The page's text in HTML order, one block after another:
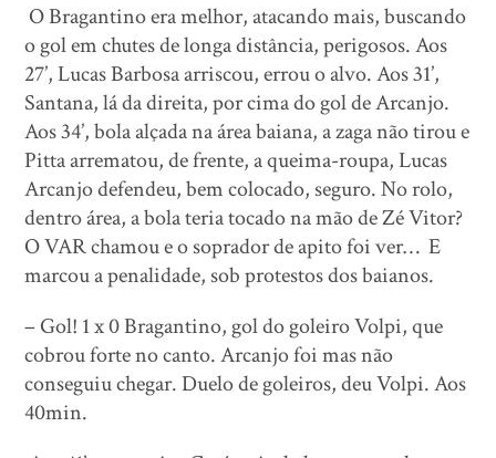
O Bragantino era melhor, atacando mais, buscando
o gol em chutes de longa distância, perigosos. Aos
27’, Lucas Barbosa arriscou, errou o alvo. Aos 31’,
Santana, lá da direita, por cima do gol de Arcanjo.
Aos 34’, bola alçada na área baiana, a zaga não tirou e
Pitta arrematou, de frente, a queima-roupa, Lucas
Arcanjo defendeu, bem colocado, seguro. No rolo,
dentro área, a bola teria tocado na mão de Zé Vitor?
O VAR chamou e o soprador de apito foi ver… E
marcou a penalidade, sob protestos dos baianos.
– Gol! 1 x 0 Bragantino, gol do goleiro Volpi, que
cobrou forte no canto. Arcanjo foi mas não
conseguiu chegar. Duelo de goleiros, deu Volpi. Aos
40min.